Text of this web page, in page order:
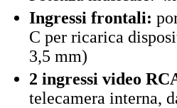
Ingressi frontali:
C per ricarica
3,5 mm)
2 ingressi video
telecamera interna,